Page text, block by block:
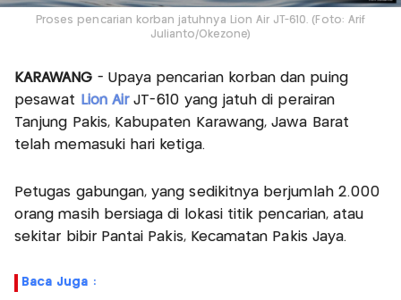
Proses pencarian korban jatuhnya Lion Air JT-610. (Foto: Arif
Julianto/Okezone)
KARAWANG - Upaya pencarian korban dan puing
pesawat
Lion AirJT-610 yang jatuh di perairan
Tanjung Pakis, Kabupaten Karawang, Jawa Barat
telah memasuki hari ketiga.
Petugas gabungan, yang sedikitnya berjumlah 2.000
orang masih bersiaga di lokasi titik pencarian, atau
sekitar bibir Pantai Pakis, Kecamatan Pakis Jaya.
Baca Juga :